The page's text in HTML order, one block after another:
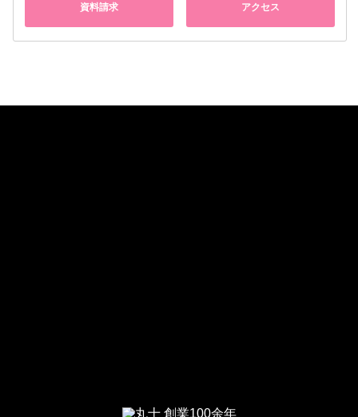
資料請求 アクセス